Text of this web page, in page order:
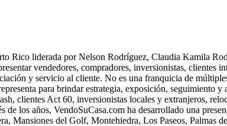
Rico liderada por Nelson Rodríguez, Claudia Kamila
vendedores, compradores, inversionistas, clientes
y servicio al cliente. No es una franquicia de
para brindar estrategia, exposición, seguimiento
clientes Act 60, inversionistas locales y extranjeros,
de los años, VendoSuCasa.com ha desarrollado una
Mansiones del Golf, Montehiedra, Los Paseos, Palmas